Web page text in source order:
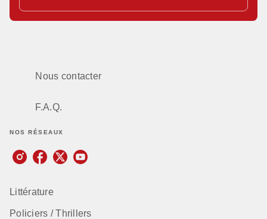
Nous contacter
F.A.Q.
NOS RÉSEAUX
Littérature
Policiers / Thrillers